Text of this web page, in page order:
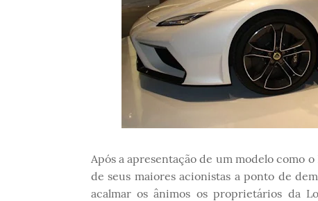
Após a apresentação de um modelo
de seus maiores acionistas a ponto de
acalmar os ânimos os proprietários da